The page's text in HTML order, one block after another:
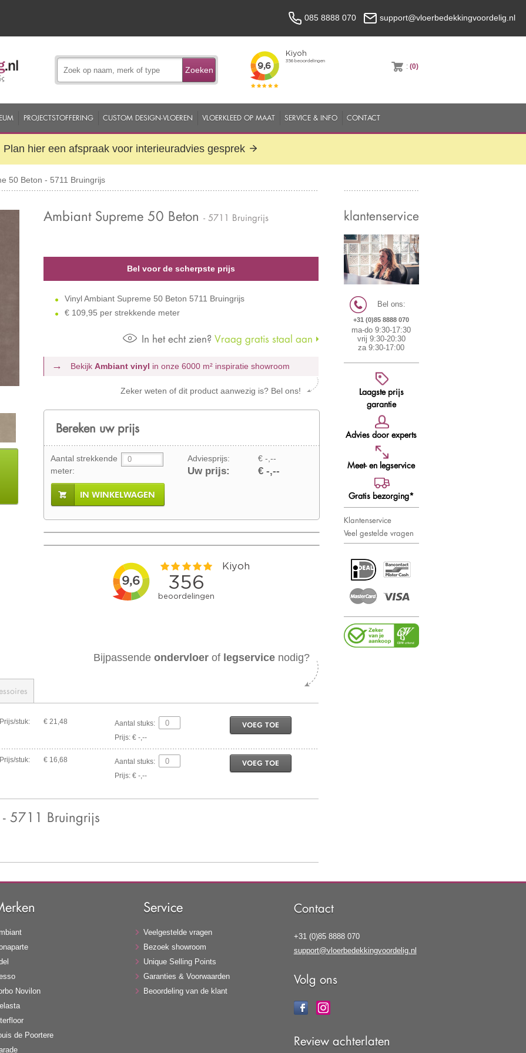
085 8888 070 support@vloerbedekkingvoordelig.nl
Zoeken :(0)
PROJECTSTOFFERING CUSTOM DESIGN-VLOEREN VLOERKLEED OP MAAT SERVICE & INFO CONTACT
Plan hier een afspraak voor interieuradvies gesprek
50 Beton - 5711 Bruingrijs
Ambiant Supreme 50 Beton - 5711 Bruingrijs
Bel voor de scherpste prijs
Vinyl Ambiant Supreme 50 Beton 5711 Bruingrijs
€ 109,95 per strekkende meter
In het echt zien? Vraag gratis staal aan
BekijkAmbiant vinyl in onze 6000 m² inspiratie showroom
Zeker weten of dit product aanwezig is? Bel ons!
Bereken uw prijs
Aantal strekkende
meter:
Adviesprijs: € -,--
Uw prijs: € -,--
IN WINKELWAGEN
klantenservice
Bel ons:
+31 (0)85 8888 070
ma-do 9:30-17:30
vrij 9:30-20:30
za 9:30-17:00
Laagste prijs
garantie
Advies door experts
Meet- en legservice
Gratis bezorging*
Klantenservice
Veel gestelde vragen
Bijpassendeondervloer of legservice nodig?
Prijs/stuk: € 21,48
Aantal stuks:
Prijs: € -,--
VOEG TOE
Prijs/stuk: € 16,68
Aantal stuks:
Prijs: € -,--
VOEG TOE
- 5711 Bruingrijs
Novilon
de Poortere
Service
Veelgestelde vragen
Bezoek showroom
Unique Selling Points
Garanties & Voorwaarden
Beoordeling van de klant
Contact
+31 (0)85 8888 070
support@vloerbedekkingvoordelig.nl
Volg ons
Review achterlaten